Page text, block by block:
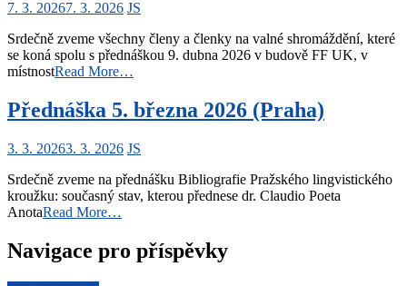
7. 3. 20267. 3. 2026 JS
Srdečně zveme všechny členy a členky na valné shromáždění, které
se koná spolu s přednáškou 9. dubna 2026 v budově FF UK, v
místnostRead More…
Přednáška 5. března 2026 (Praha)
3. 3. 20263. 3. 2026 JS
Srdečně zveme na přednášku Bibliografie Pražského lingvistického
kroužku: současný stav, kterou přednese dr. Claudio Poeta
AnotaRead More…
Navigace pro příspěvky